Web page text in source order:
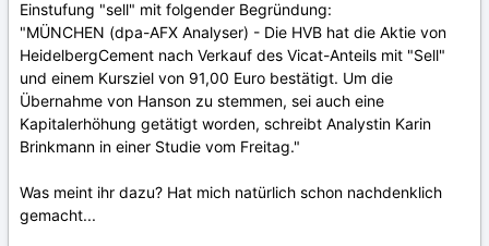
Einstufung "sell" mit folgender Begründung:
"MÜNCHEN (dpa-AFX Analyser) - Die HVB hat die Aktie von
HeidelbergCement nach Verkauf des Vicat-Anteils mit "Sell"
und einem Kursziel von 91,00 Euro bestätigt. Um die
Übernahme von Hanson zu stemmen, sei auch eine
Kapitalerhöhung getätigt worden, schreibt Analystin Karin
Brinkmann in einer Studie vom Freitag."
Was meint ihr dazu? Hat mich natürlich schon nachdenklich
gemacht...